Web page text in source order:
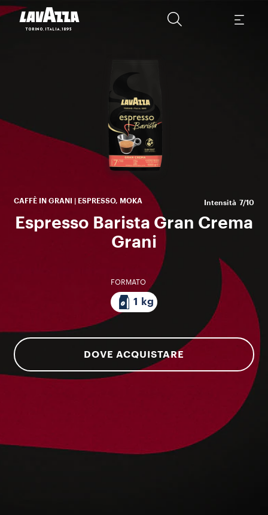
CAFFÈ IN GRANI | ESPRESSO, MOKA Intensità 7/10
Espresso Barista Gran Crema
Grani
FORMATO
1 kg
DOVE ACQUISTARE